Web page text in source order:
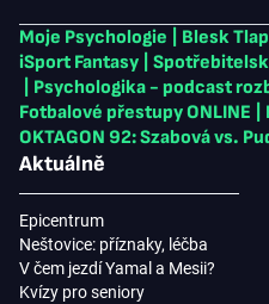
Moje Psychologie Blesk
iSport Fantasy
Psychologika - podcast
Fotbalové přestupy ONLINE
OKTAGON 92: Szabová vs.
Aktuálně
Epicentrum
Neštovice: příznaky, léčba
V čem jezdí Yamal a Mesii?
Kvízy pro seniory